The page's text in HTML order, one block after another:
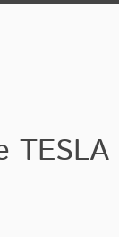
TESLA